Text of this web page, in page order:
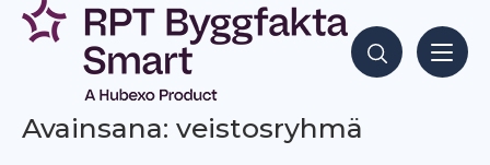
Siirry
sisältöön
Hae sisältöjä
Avainsana: veistosryhmä